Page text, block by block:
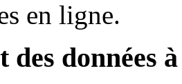
en ligne.
des données